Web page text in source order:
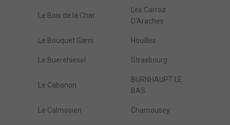
Le Bois de la Char
Les Carroz
D'Araches
Le Bouquet Garni Houilles
Le Buerehiesel Strasbourg
Le Cabanon
BURNHAUPT LE
BAS
Le Calmosien Chamousey